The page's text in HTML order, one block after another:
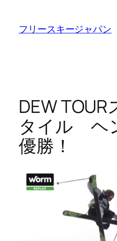
フリースキージャパン
DEW
タイル ヘ
優勝！